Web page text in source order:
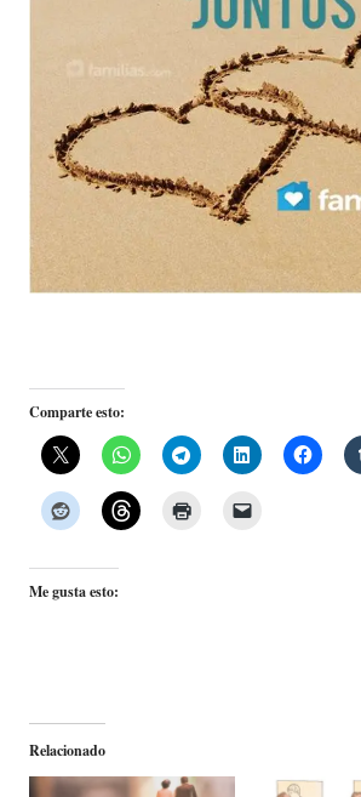
Comparte esto:
Me gusta esto:
Relacionado